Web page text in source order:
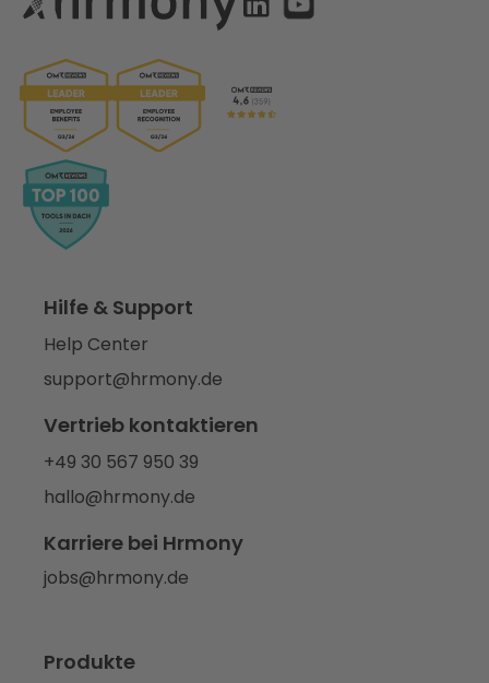
Hilfe & Support
Help Center
support@hrmony.de
Vertrieb kontaktieren
+49 30 567 950 39
hallo@hrmony.de
Karriere bei Hrmony
jobs@hrmony.de
Produkte